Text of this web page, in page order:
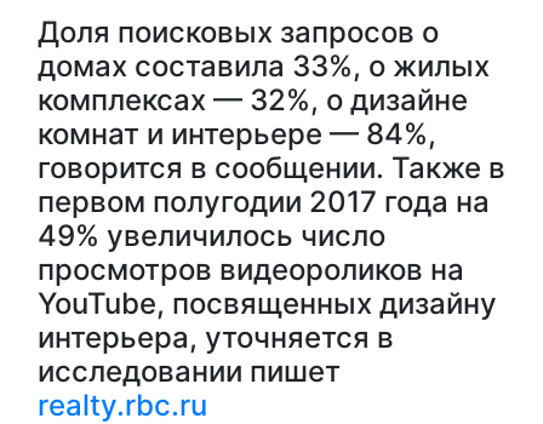
Доля поисковых запросов о
домах составила 33%, о жилых
комплексах — 32%, о дизайне
комнат и интерьере — 84%,
говорится в сообщении. Также в
первом полугодии 2017 года на
49% увеличилось число
просмотров видеороликов на
YouTube, посвященных дизайну
интерьера, уточняется в
исследовании пишет
realty.rbc.ru